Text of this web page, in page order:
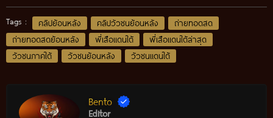
Tags : คลิปย้อนหลัง คลิปวัวชนย้อนหลัง
ถ่ายทอดสด
ถ่ายทอดสดย้อนหลัง
พี่เสือแดนใต้
พี่เสือแดนใต้ล่าสุด
วัวชนภาคใต้
วัวชนย้อนหลัง วัวชนแดนใต้
Bento
Editor